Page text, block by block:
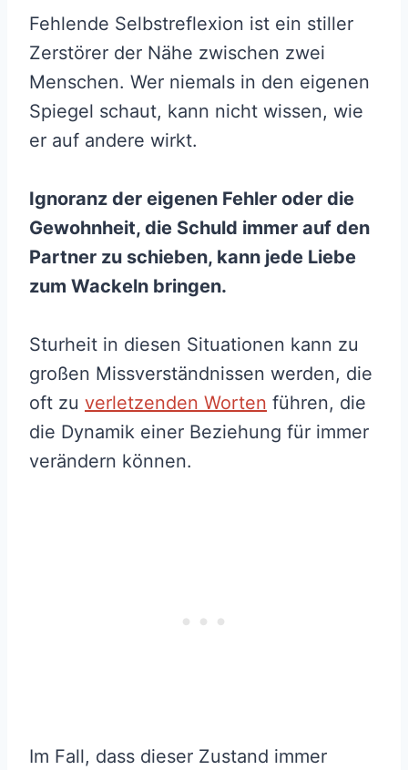
Fehlende Selbstreflexion ist ein stiller
Zerstörer der Nähe zwischen zwei
Menschen. Wer niemals in den eigenen
Spiegel schaut, kann nicht wissen, wie
er auf andere wirkt.
Ignoranz der eigenen Fehler oder die
Gewohnheit, die Schuld immer auf den
Partner zu schieben, kann jede Liebe
zum Wackeln bringen.
Sturheit in diesen Situationen kann zu
großen Missverständnissen werden, die
oft zu verletzenden Worten führen, die
die Dynamik einer Beziehung für immer
verändern können.
Im Fall, dass dieser Zustand immer